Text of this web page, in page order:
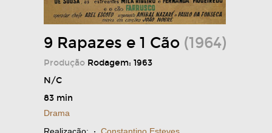
9 Rapazes e 1 Cão (1964)
Produção Rodagem: 1963
N/C
83 min
Drama
Realização:
Constantino Esteves